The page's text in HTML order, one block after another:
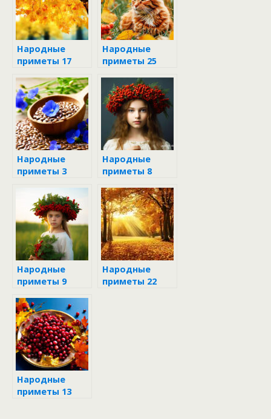
Народные
приметы 17
Луков день
Народные
приметы 25
день Артамона
Змеевика
Народные
приметы 3
Народные
приметы 8
Народные
приметы 9
Народные
приметы 22
Народные
приметы 13